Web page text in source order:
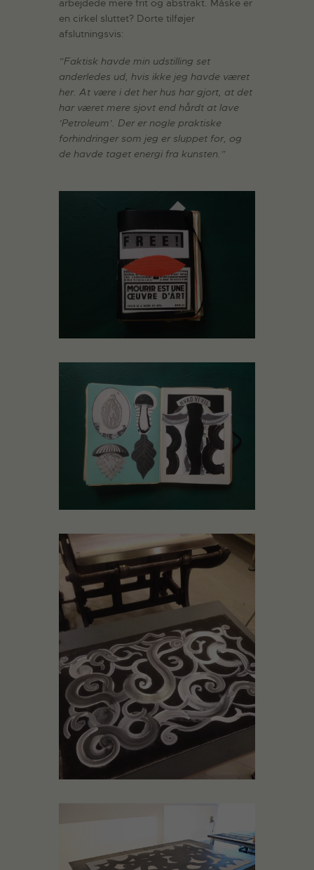
arbejdede mere frit og abstrakt. Måske er
en cirkel sluttet? Dorte tilføjer
afslutningsvis:
”Faktisk havde min udstilling set
anderledes ud, hvis ikke jeg havde været
her. At være i det her hus har gjort, at det
har været mere sjovt end hårdt at lave
’Petroleum’. Der er nogle praktiske
forhindringer som jeg er sluppet for, og
de havde taget energi fra kunsten.”